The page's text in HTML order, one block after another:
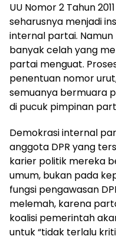
UU Nomor 2 Tahun
seharusnya menjadi
internal partai. Namun
banyak celah yang
partai menguat.
penentuan nomor
semuanya bermuara
di pucuk pimpinan
Demokrasi internal
anggota DPR yang
karier politik mereka
umum, bukan pada
fungsi pengawasan
melemah, karena
koalisi pemerintah
untuk “tidak terlalu